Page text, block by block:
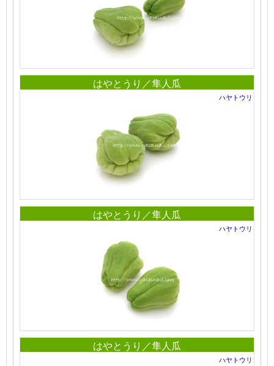
はやとうり／隼人瓜
ハヤトウリ
はやとうり／隼人瓜
ハヤトウリ
はやとうり／隼人瓜
ハヤトウリ